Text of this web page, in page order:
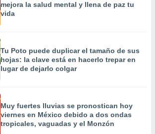
mejora la salud mental y llena de paz tu
vida
Tu Poto puede duplicar el tamaño de sus
hojas: la clave está en hacerlo trepar en
lugar de dejarlo colgar
Muy fuertes lluvias se pronostican hoy
viernes en México debido a dos ondas
tropicales, vaguadas y el Monzón